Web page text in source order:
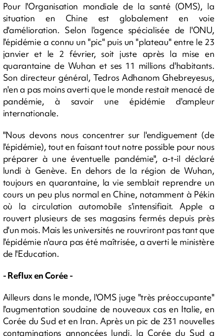
Pour l'Organisation mondiale de la santé (OMS), la
situation en Chine est globalement en voie
d'amélioration. Selon l'agence spécialisée de l'ONU,
l'épidémie a connu un "pic" puis un "plateau" entre le 23
janvier et le 2 février, soit juste après la mise en
quarantaine de Wuhan et ses 11 millions d'habitants.
Son directeur général, Tedros Adhanom Ghebreyesus,
n'en a pas moins averti que le monde restait menacé de
pandémie, à savoir une épidémie d'ampleur
internationale.
"Nous devons nous concentrer sur l'endiguement (de
l'épidémie), tout en faisant tout notre possible pour nous
préparer à une éventuelle pandémie", a-t-il déclaré
lundi à Genève. En dehors de la région de Wuhan,
toujours en quarantaine, la vie semblait reprendre un
cours un peu plus normal en Chine, notamment à Pékin
où la circulation automobile s'intensifiait. Apple a
rouvert plusieurs de ses magasins fermés depuis près
d'un mois. Mais les universités ne rouvriront pas tant que
l'épidémie n'aura pas été maîtrisée, a averti le ministère
de l'Education.
- Reflux en Corée -
Ailleurs dans le monde, l'OMS juge "très préoccupante"
l'augmentation soudaine de nouveaux cas en Italie, en
Corée du Sud et en Iran. Après un pic de 231 nouvelles
contaminations annoncées lundi, la Corée du Sud a